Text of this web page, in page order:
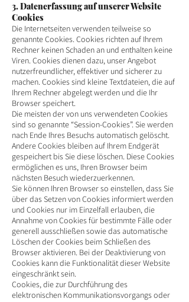
3. Datenerfassung auf unserer Website
Cookies
Die Internetseiten verwenden teilweise so
genannte Cookies. Cookies richten auf Ihrem
Rechner keinen Schaden an und enthalten keine
Viren. Cookies dienen dazu, unser Angebot
nutzerfreundlicher, effektiver und sicherer zu
machen. Cookies sind kleine Textdateien, die auf
Ihrem Rechner abgelegt werden und die Ihr
Browser speichert.
Die meisten der von uns verwendeten Cookies
sind so genannte “Session-Cookies”. Sie werden
nach Ende Ihres Besuchs automatisch gelöscht.
Andere Cookies bleiben auf Ihrem Endgerät
gespeichert bis Sie diese löschen. Diese Cookies
ermöglichen es uns, Ihren Browser beim
nächsten Besuch wiederzuerkennen.
Sie können Ihren Browser so einstellen, dass Sie
über das Setzen von Cookies informiert werden
und Cookies nur im Einzelfall erlauben, die
Annahme von Cookies für bestimmte Fälle oder
generell ausschließen sowie das automatische
Löschen der Cookies beim Schließen des
Browser aktivieren. Bei der Deaktivierung von
Cookies kann die Funktionalität dieser Website
eingeschränkt sein.
Cookies, die zur Durchführung des
elektronischen Kommunikationsvorgangs oder